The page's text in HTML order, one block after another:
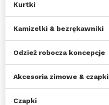
Kurtki
Kamizelki & bezrękawniki
Odzież robocza koncepcje
Akcesoria zimowe & czapki
Czapki